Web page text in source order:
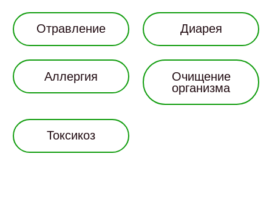
Отравление Диарея
Аллергия
Очищение
организма
Токсикоз